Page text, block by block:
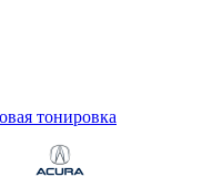
тонировка